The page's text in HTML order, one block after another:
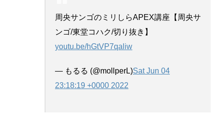
周央サンゴのミリしらAPEX講座【周央サ
ンゴ/東堂コハク/切り抜き】
youtu.be/hGtVP7qaliw
— もるる (@mollperL)Sat Jun 04
23:18:19 +0000 2022